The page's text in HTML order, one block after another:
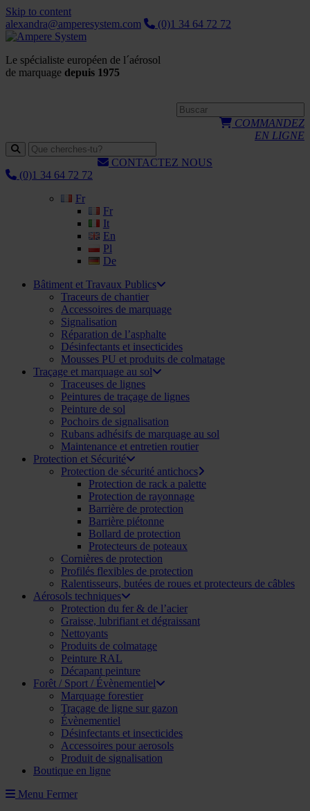
Skip to content
alexandra@amperesystem.com
(0)1 34 64 72 72
Le spécialiste européen de l´aérosol
de marquage depuis 1975
COMMANDEZ
EN LIGNE
CONTACTEZ NOUS
(0)1 34 64 72 72
Fr
Fr
It
En
Pl
De
Bâtiment et Travaux Publics
Traceurs de chantier
Accessoires de marquage
Signalisation
Réparation de l’asphalte
Désinfectants et insecticides
Mousses PU et produits de colmatage
Traçage et marquage au sol
Traceuses de lignes
Peintures de traçage de lignes
Peinture de sol
Pochoirs de signalisation
Rubans adhésifs de marquage au sol
Maintenance et entretien routier
Protection et Sécurité
Protection de sécurité antichocs
Protection de rack a palette
Protection de rayonnage
Barrière de protection
Barrière piétonne
Bollard de protection
Protecteurs de poteaux
Cornières de protection
Profilés flexibles de protection
Ralentisseurs, butées de roues et protecteurs de câbles
Aérosols techniques
Protection du fer & de l’acier
Graisse, lubrifiant et dégraissant
Nettoyants
Produits de colmatage
Peinture RAL
Décapant peinture
Forêt / Sport / Évènementiel
Marquage forestier
Traçage de ligne sur gazon
Évènementiel
Désinfectants et insecticides
Accessoires pour aerosols
Produit de signalisation
Boutique en ligne
Menu Fermer